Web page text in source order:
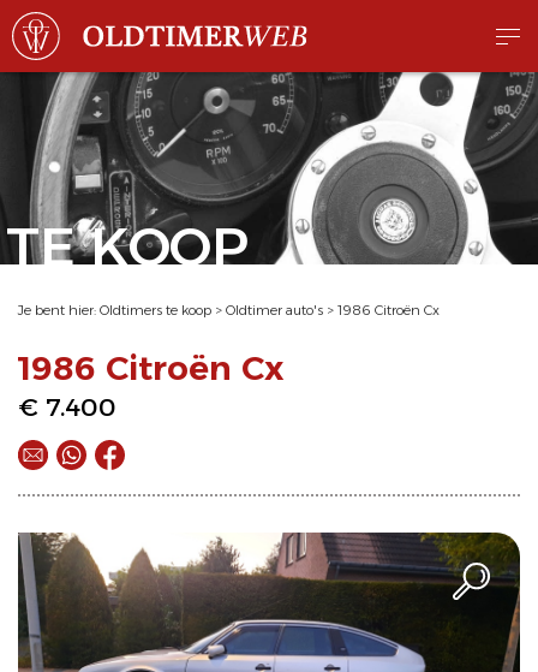
TE KOOP
Je bent hier: Oldtimers te koop > Oldtimer auto's > 1986 Citroën Cx
1986 Citroën Cx
€ 7.400